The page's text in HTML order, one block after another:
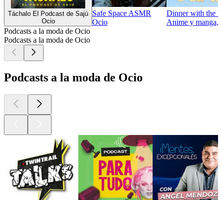
Táchalo El Podcast de Sajú
Ocio
Safe Space ASMR
Ocio
Dinner with the
Anime y manga,
Podcasts a la moda de Ocio
Podcasts a la moda de Ocio
Podcasts a la moda de Ocio